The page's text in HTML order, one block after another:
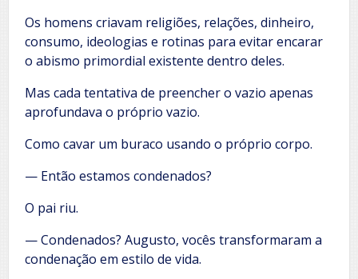
Os homens criavam religiões, relações, dinheiro,
consumo, ideologias e rotinas para evitar encarar
o abismo primordial existente dentro deles.
Mas cada tentativa de preencher o vazio apenas
aprofundava o próprio vazio.
Como cavar um buraco usando o próprio corpo.
— Então estamos condenados?
O pai riu.
— Condenados? Augusto, vocês transformaram a
condenação em estilo de vida.